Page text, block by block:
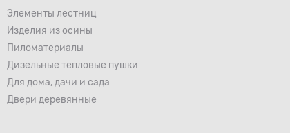
Элементы лестниц
Изделия из осины
Пиломатериалы
Дизельные тепловые пушки
Для дома, дачи и сада
Двери деревянные